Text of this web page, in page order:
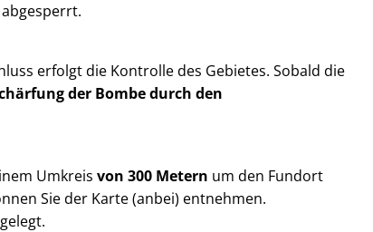
erfolgt die Kontrolle des Gebietes. Sobald die
der Bombe durch den
Umkreis von 300 Metern um den Fundort
Sie der Karte (anbei) entnehmen.